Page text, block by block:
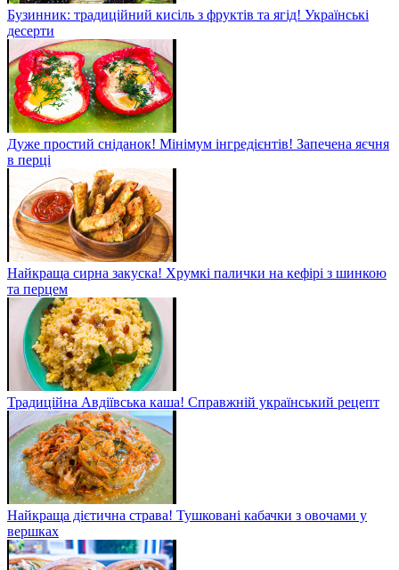
Бузинник: традиційний кисіль з фруктів та ягід! Українські
десерти
Дуже простий сніданок! Мінімум інгредієнтів! Запечена яєчня
в перці
Найкраща сирна закуска! Хрумкі палички на кефірі з шинкою
та перцем
Традиційна Авдіївська каша! Справжній український рецепт
Найкраща дієтична страва! Тушковані кабачки з овочами у
вершках